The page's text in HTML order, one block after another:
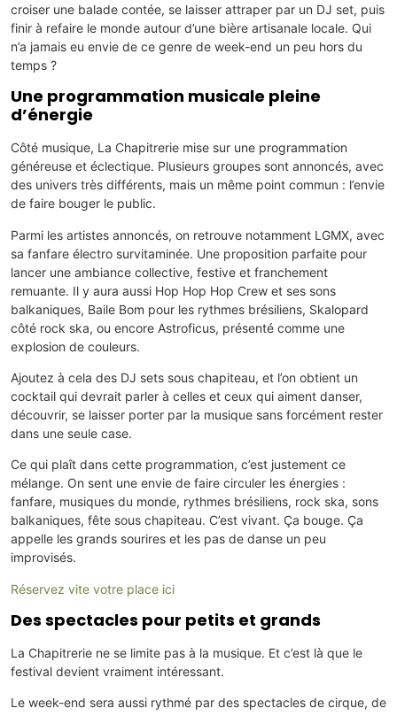
croiser une balade contée, se laisser attraper par un DJ set, puis
finir à refaire le monde autour d’une bière artisanale locale. Qui
n’a jamais eu envie de ce genre de week-end un peu hors du
temps ?
Une programmation musicale pleine
d’énergie
Côté musique, La Chapitrerie mise sur une programmation
généreuse et éclectique. Plusieurs groupes sont annoncés, avec
des univers très différents, mais un même point commun : l’envie
de faire bouger le public.
Parmi les artistes annoncés, on retrouve notamment LGMX, avec
sa fanfare électro survitaminée. Une proposition parfaite pour
lancer une ambiance collective, festive et franchement
remuante. Il y aura aussi Hop Hop Hop Crew et ses sons
balkaniques, Baile Bom pour les rythmes brésiliens, Skalopard
côté rock ska, ou encore Astroficus, présenté comme une
explosion de couleurs.
Ajoutez à cela des DJ sets sous chapiteau, et l’on obtient un
cocktail qui devrait parler à celles et ceux qui aiment danser,
découvrir, se laisser porter par la musique sans forcément rester
dans une seule case.
Ce qui plaît dans cette programmation, c’est justement ce
mélange. On sent une envie de faire circuler les énergies :
fanfare, musiques du monde, rythmes brésiliens, rock ska, sons
balkaniques, fête sous chapiteau. C’est vivant. Ça bouge. Ça
appelle les grands sourires et les pas de danse un peu
improvisés.
Réservez vite votre place ici
Des spectacles pour petits et grands
La Chapitrerie ne se limite pas à la musique. Et c’est là que le
festival devient vraiment intéressant.
Le week-end sera aussi rythmé par des spectacles de cirque, de